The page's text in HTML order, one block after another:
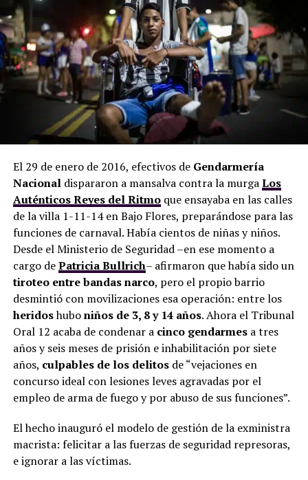
El 29 de enero de 2016, efectivos de Gendarmería
Nacionaldispararon a mansalva contra la murgaLos
Auténticos Reyes del Ritmo que ensayaba en las calles
de la villa 1-11-14 en Bajo Flores, preparándose para las
funciones de carnaval. Había cientos de niñas y niños.
Desde el Ministerio de Seguridad –en ese momento a
cargo dePatricia Bullrich– afirmaron que había sido un
tiroteo entre bandas narco, pero el propio barrio
desmintió con movilizaciones esa operación: entre los
heridoshuboniños de 3, 8 y 14 años. Ahora el Tribunal
Oral 12 acaba de condenar a cinco gendarmesa tres
años y seis meses de prisión e inhabilitación por siete
años, culpables de los delitosde “vejaciones en
concurso ideal con lesiones leves agravadas por el
empleo de arma de fuego y por abuso de sus funciones”.
El hecho inauguró el modelo de gestión de la exministra
macrista: felicitar a las fuerzas de seguridad represoras,
e ignorar a las víctimas.